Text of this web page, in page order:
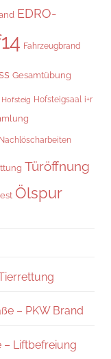
EDRO-
Fahrzeugbrand
Gesamtübung
Hofsteig Hofsteigsaal i+r
Nachlöscharbeiten
Türöffnung
Ölspur
– PKW Brand
– Liftbefreiung